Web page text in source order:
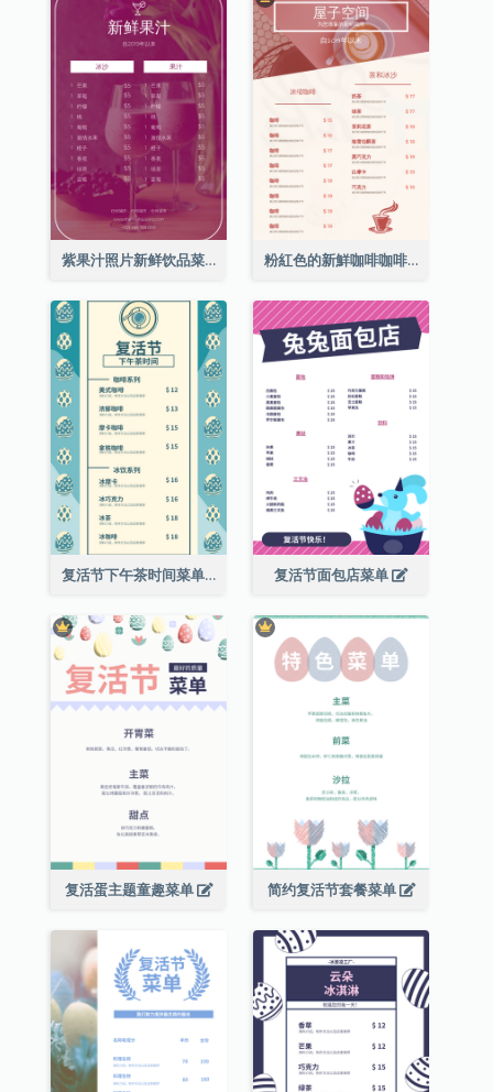
紫果汁照片新鲜饮品菜单 粉紅色的新鮮咖啡咖啡館照片簡單菜單
复活节下午茶时间菜单 复活节面包店菜单
复活蛋主题童趣菜单 简约复活节套餐菜单